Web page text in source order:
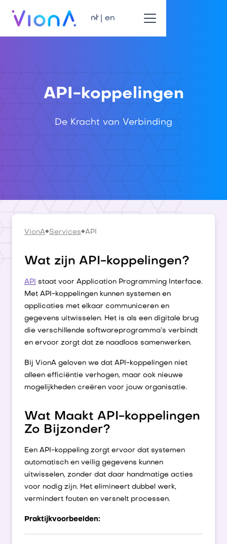
nl | en
API-koppelingen
De Kracht van Verbinding
VionA Services API
Wat zijn API-koppelingen?
API staat voor Application Programming Interface.
Met API-koppelingen kunnen systemen en
applicaties met elkaar communiceren en
gegevens uitwisselen. Het is als een digitale brug
die verschillende softwareprogramma’s verbindt
en ervoor zorgt dat ze naadloos samenwerken.
Bij VionA geloven we dat API-koppelingen niet
alleen efficiëntie verhogen, maar ook nieuwe
mogelijkheden creëren voor jouw organisatie.
Wat Maakt API-koppelingen
Zo Bijzonder?
Een API-koppeling zorgt ervoor dat systemen
automatisch en veilig gegevens kunnen
uitwisselen, zonder dat daar handmatige acties
voor nodig zijn. Het elimineert dubbel werk,
vermindert fouten en versnelt processen.
Praktijkvoorbeelden: